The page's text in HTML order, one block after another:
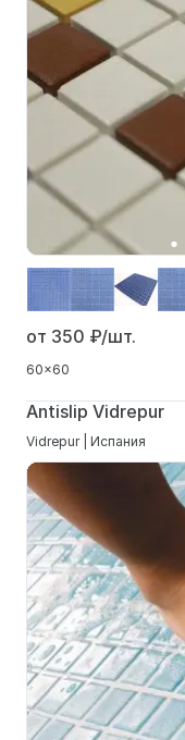
от 350 ₽/шт.
60x60
Antislip Vidrepur
Vidrepur | Испания